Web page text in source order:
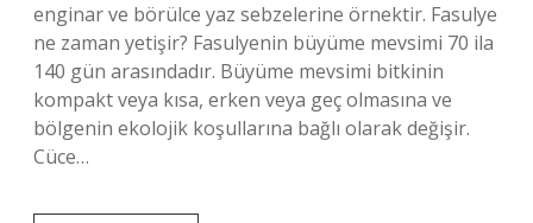
enginar ve börülce yaz sebzelerine örnektir. Fasulye
ne zaman yetişir? Fasulyenin büyüme mevsimi 70 ila
140 gün arasındadır. Büyüme mevsimi bitkinin
kompakt veya kısa, erken veya geç olmasına ve
bölgenin ekolojik koşullarına bağlı olarak değişir.
Cüce…